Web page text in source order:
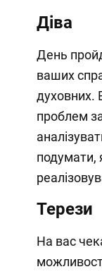
Діва
День
ваших
духовних.
проблем
подумати,
Терези
На вас